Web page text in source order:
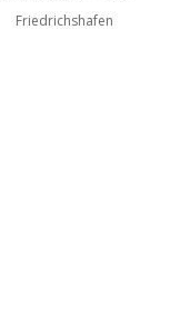
Friedrichshafen